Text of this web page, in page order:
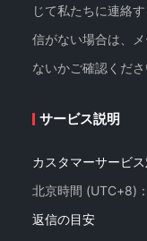
じて私たちに連絡
信がない場合は、
ないかご確認くださ
サービス説明
カスタマーサービ
北京時間 (UTC+8)
返信の目安